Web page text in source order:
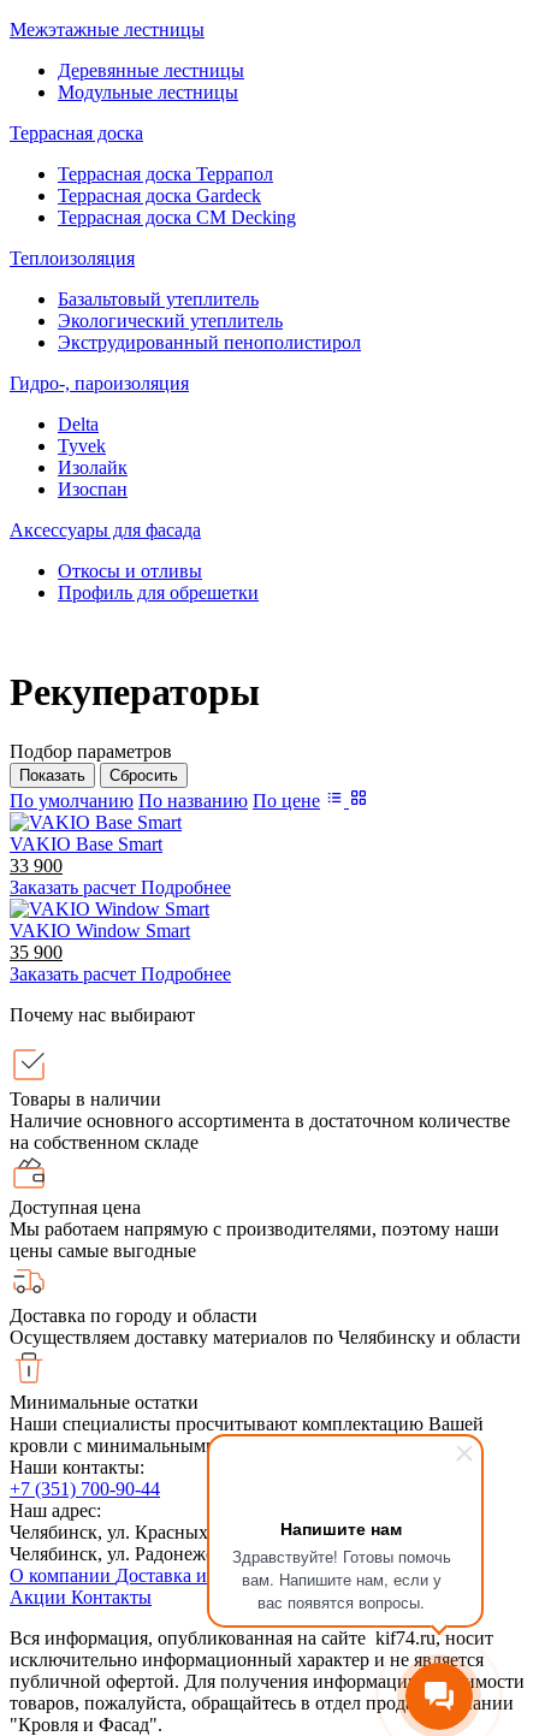
Напишите нам
Здравствуйте! Готовы помочь
вам. Напишите нам, если у
вас появятся вопросы.
Межэтажные лестницы
Деревянные лестницы
Модульные лестницы
Террасная доска
Террасная доска Террапол
Террасная доска Gardeck
Террасная доска CM Decking
Теплоизоляция
Базальтовый утеплитель
Экологический утеплитель
Экструдированный пенополистирол
Гидро-, пароизоляция
Delta
Tyvek
Изолайк
Изоспан
Аксессуары для фасада
Откосы и отливы
Профиль для обрешетки
Рекуператоры
Подбор параметров
По умолчанию По названию По цене
VAKIO Base Smart
33 900
Заказать расчет Подробнее
VAKIO Window Smart
35 900
Заказать расчет Подробнее
Почему нас выбирают
Товары в наличии
Наличие основного ассортимента в достаточном количестве
на собственном складе
Доступная цена
Мы работаем напрямую с производителями, поэтому наши
цены самые выгодные
Доставка по городу и области
Осуществляем доставку материалов по Челябинску и области
Минимальные остатки
Наши специалисты просчитывают комплектацию Вашей
кровли с минимальными обрезками
Наши контакты:
+7 (351) 700-90-44
Наш адрес:
Челябинск, ул. Красных Командиров 6, 2й этаж
Челябинск, ул. Радонежская, 6Ас1
О компании Доставка и оплата Сотрудничество Статьи
Акции Контакты
Вся информация, опубликованная на сайте kif74.ru, носит
исключительно информационный характер и не является
публичной офертой. Для получения информации о стоимости
товаров, пожалуйста, обращайтесь в отдел продаж компании
"Кровля и Фасад".